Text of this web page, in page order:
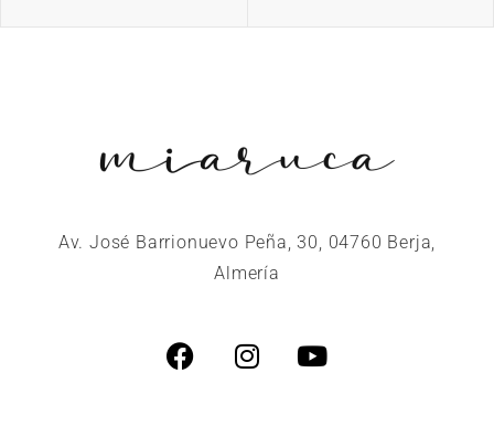
Av. José Barrionuevo Peña, 30, 04760 Berja,
Almería